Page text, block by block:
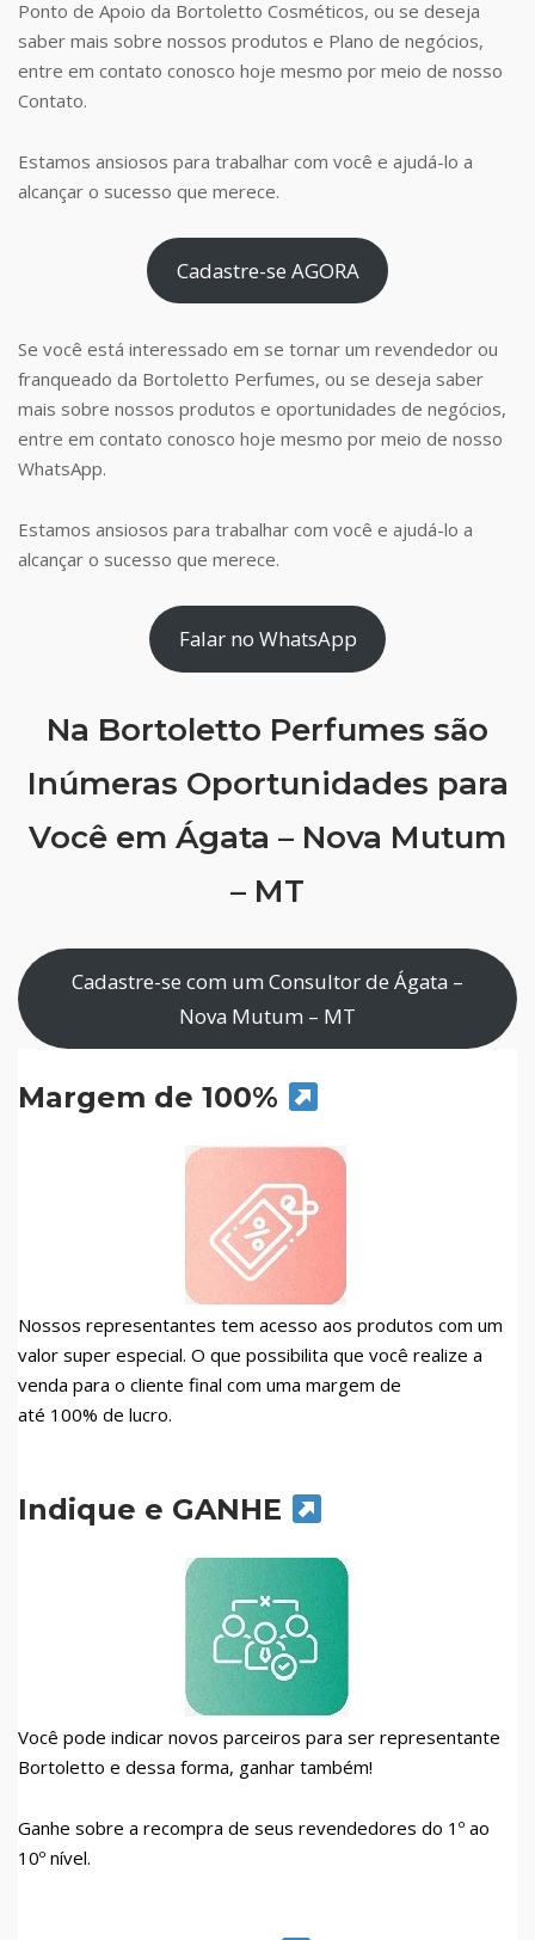
Ponto de Apoio da Bortoletto Cosméticos, ou se deseja
saber mais sobre nossos produtos e Plano de negócios,
entre em contato conosco hoje mesmo por meio de nosso
Contato.
Estamos ansiosos para trabalhar com você e ajudá-lo a
alcançar o sucesso que merece.
Cadastre-se AGORA
Se você está interessado em se tornar um revendedor ou
franqueado da Bortoletto Perfumes, ou se deseja saber
mais sobre nossos produtos e oportunidades de negócios,
entre em contato conosco hoje mesmo por meio de nosso
WhatsApp.
Estamos ansiosos para trabalhar com você e ajudá-lo a
alcançar o sucesso que merece.
Falar no WhatsApp
Na Bortoletto Perfumes são
Inúmeras Oportunidades para
Você em Ágata – Nova Mutum
– MT
Cadastre-se com um Consultor de Ágata –
Nova Mutum – MT
Margem de 100%
Nossos representantes tem acesso aos produtos com um
valor super especial. O que possibilita que você realize a
venda para o cliente final com uma margem de
até 100% de lucro.
Indique e GANHE
Você pode indicar novos parceiros para ser representante
Bortoletto e dessa forma, ganhar também!
Ganhe sobre a recompra de seus revendedores do 1º ao
10º nível.